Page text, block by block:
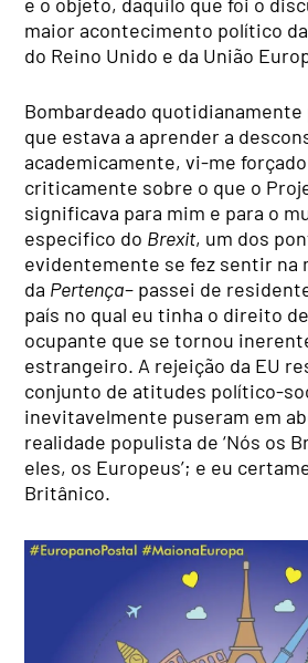
maior acontecimento político
do Reino Unido e da União
Bombardeado
que estava a aprender a
academicamente, vi-me
criticamente sobre o que o
significava para mim e para o
especifico do Brexit, um dos
evidentemente se fez sentir na
da Pertença– passei de
país no qual eu tinha o direito
ocupante que se tornou
estrangeiro. A rejeição da EU
conjunto de atitudes político-
inevitavelmente puseram em
realidade populista de ‘Nós os
eles, os Europeus’; e eu
Britânico.